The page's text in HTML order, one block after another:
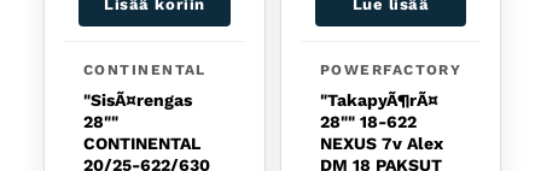
Lisää koriin
CONTINENTAL
"SisÃ¤rengas
28""
CONTINENTAL
20/25-622/630
Lue lisää
POWERFACTORY
"TakapyÃ¶rÃ¤
28"" 18-622
NEXUS 7v Alex
DM 18 PAKSUT